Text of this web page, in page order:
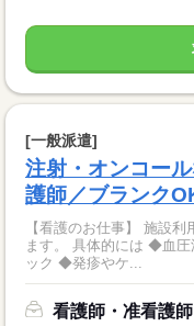
[一般派遣]
注射・オンコー
護師／ブランク
【看護のお仕事】 施設
ます。 具体的には ◆血圧測定 ◆お薬の管理や準備 ◆バイタルチェ
ック ◆発疹やケ...
看護師・准看護師